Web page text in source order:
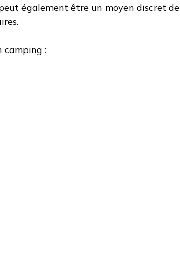
également être un moyen discret de
camping :